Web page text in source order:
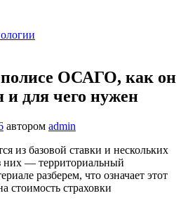
ОСАГО, как он
и для чего нужен
автором admin
из базовой ставки и нескольких
— территориальный
разберем, что означает этот
стоимость страховки